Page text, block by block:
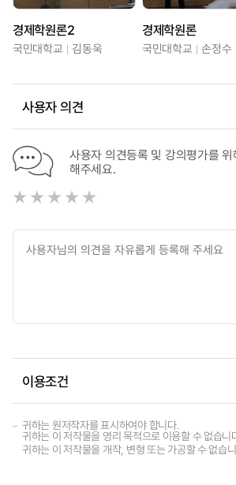
경제학원론2
국민대학교 김동욱
경제학원론
국민대학교 손정수
사용자 의견
사용자 의견등록 및 강의평가를
해주세요.
이용조건
귀하는 원저작자를 표시하여야 합니다.
귀하는 이 저작물을 영리 목적으로 이용할 수 없습니
귀하는 이 저작물을 개작, 변형 또는 가공할 수 없습